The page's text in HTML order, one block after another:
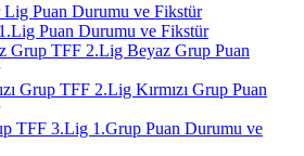
Lig Puan Durumu ve Fikstür
Puan Durumu ve Fikstür
TFF 2.Lig Beyaz Grup Puan
TFF 2.Lig Kırmızı Grup Puan
TFF 3.Lig 1.Grup Puan Durumu ve